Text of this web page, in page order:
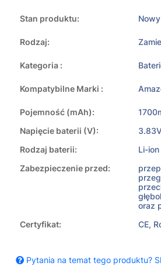
Stan produktu: Nowy
Rodzaj:
Kategoria :
Kompatybilne Marki :
Pojemność (mAh):
Napięcie baterii (V):
Rodzaj baterii:
Li-
Zabezpieczenie przed:
oraz
Certyfikat:
CE,
Pytania na temat tego produktu?